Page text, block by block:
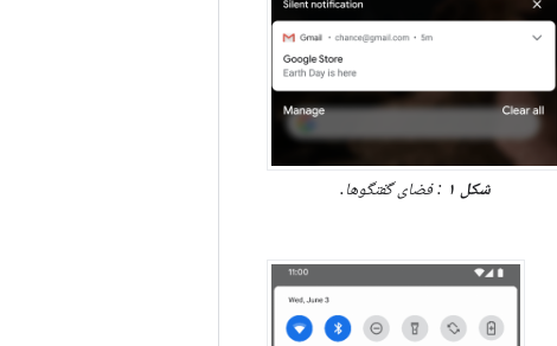
شکل ۱ : فضای گفتگوها.